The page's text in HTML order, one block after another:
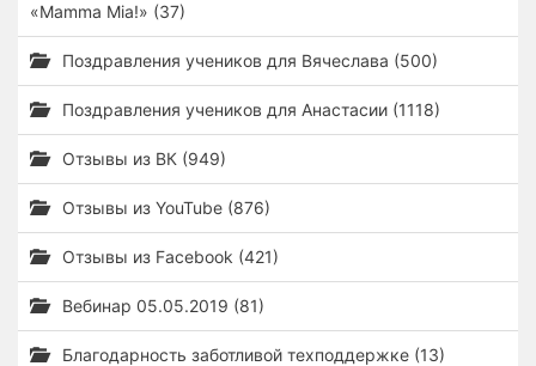
«Mamma Mia!» (37)
Поздравления учеников для Вячеслава (500)
Поздравления учеников для Анастасии (1118)
Отзывы из ВК (949)
Отзывы из YouTube (876)
Отзывы из Facebook (421)
Вебинар 05.05.2019 (81)
Благодарность заботливой техподдержке (13)